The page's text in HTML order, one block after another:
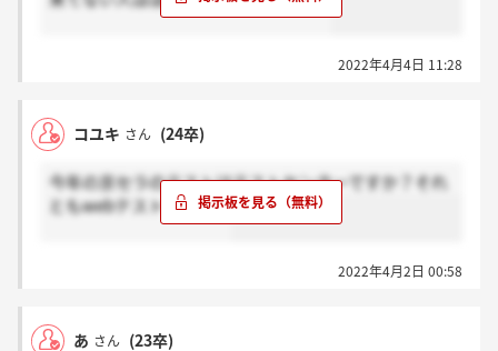
2022年4月4日 11:28
コユキ さん (24卒)
今年の京セラのテストはテストセンターですか？それ
ともwebテストですか？
2022年4月2日 00:58
あ さん (23卒)